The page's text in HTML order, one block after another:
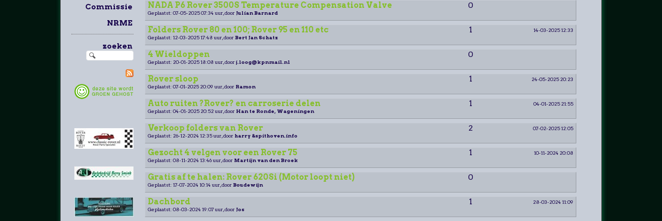
Commissie
NRME
zoeken
NADA P6 Rover 3500S Temperature Compensation Valve 0
Geplaatst: 07-05-2025 07:34 uur, door Julian Barnard
Folders Rover 80 en 100; Rover 95 en 110 etc 1
14-03-2025 12:33
Geplaatst: 12-03-2025 17:48 uur, door Bert Jan Schatz
4 Wieldoppen 0
Geplaatst: 20-01-2025 18:08 uur, door j.loog@kpnmail.nl
Rover sloop 1
24-05-2025 20:23
Geplaatst: 07-01-2025 20:09 uur, door Ramon
Auto ruiten ?Rover? en carroserie delen 1
04-01-2025 21:55
Geplaatst: 04-01-2025 20:52 uur, door Han te Ronde, Wageningen
Verkoop folders van Rover 2
07-02-2025 12:05
Geplaatst: 26-12-2024 12:35 uur, door harry &spithoven.info
Gezocht 4 velgen voor een Rover 75 1
10-11-2024 20:08
Geplaatst: 08-11-2024 13:46 uur, door Martijn van den Broek
Gratis af te halen: Rover 620Si (Motor loopt niet) 0
Geplaatst: 17-07-2024 10:14 uur, door Boudewijn
Dachbord 1
28-03-2024 11:09
Geplaatst: 08-03-2024 19:07 uur, door Jos